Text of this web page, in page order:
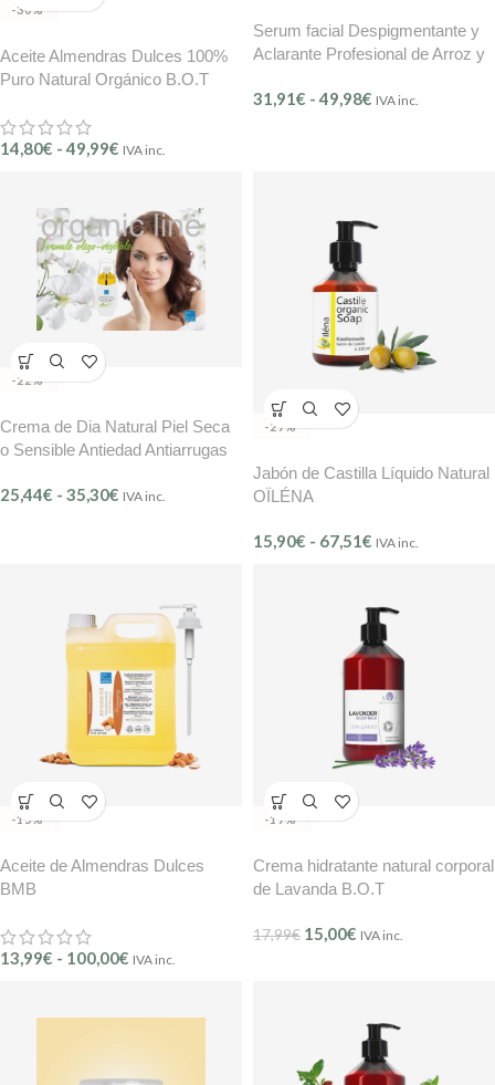
-30%
Aceite Almendras Dulces 100%
Puro Natural Orgánico B.O.T
14,80€ - 49,99€ IVA inc.
Serum facial Despigmentante y
Aclarante Profesional de Arroz y
– Illuminant Lift (Ref. 406) BMB
31,91€ - 49,98€ IVA inc.
-22%
Crema de Dia Natural Piel Seca
o Sensible Antiedad Antiarrugas
25,44€ - 35,30€ IVA inc.
-27%
Jabón de Castilla Líquido Natural
OÏLÉNA
15,90€ - 67,51€ IVA inc.
-15%
Aceite de Almendras Dulces
BMB
13,99€ - 100,00€ IVA inc.
-17%
Crema hidratante natural corporal
de Lavanda B.O.T
17,99€ 15,00€ IVA inc.